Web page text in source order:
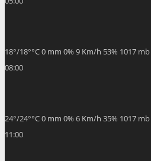
18°/18°°C0 mm 0% 9 Km/h 53% 1017 mb
08:00
24°/24°°C0 mm 0% 6 Km/h 35% 1017 mb
11:00